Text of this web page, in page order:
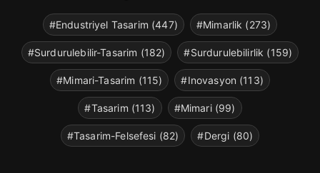
#Endustriyel Tasarim (447) #Mimarlik (273)
#Surdurulebilir-Tasarim (182) #Surdurulebilirlik (159)
#Mimari-Tasarim (115) #Inovasyon (113)
#Tasarim (113) #Mimari (99)
#Tasarim-Felsefesi (82) #Dergi (80)